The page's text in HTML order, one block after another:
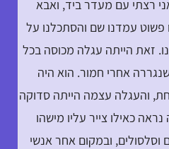
רצתי עם מעדר ביד, ואבא
פשוט עמדנו שם והסתכלנו על
זאת הייתה עגלה מכוסה בכל
אחרי חמור. הוא היה
והעגלה עצמה הייתה סדוקה
כאילו צייר עליו מישהו
ובמקום אחר אנשי